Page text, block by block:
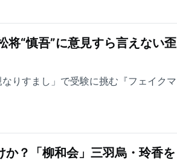
将“慎吾”に意見すら言えない歪
りすまし」で受験に挑む『フェイクマ
か？「柳和会」三羽烏・玲香を